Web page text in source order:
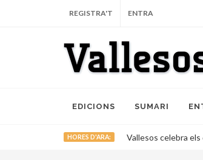
REGISTRA'T ENTRA
EDICIONS SUMARI
HORES D'ARA: Vallesos celebra